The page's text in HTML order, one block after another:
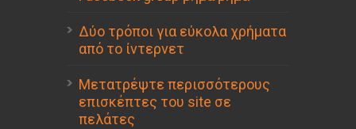
Δύο τρόποι για εύκολα χρήματα
από το ίντερνετ
Μετατρέψτε περισσότερους
επισκέπτες του site σε
πελάτες